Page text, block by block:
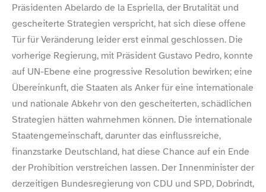
Präsidenten Abelardo de la Espriella, der Brutalität und
gescheiterte Strategien verspricht, hat sich diese offene
Tür für Veränderung leider erst einmal geschlossen. Die
vorherige Regierung, mit Präsident Gustavo Pedro, konnte
auf UN-​Ebene eine progressive Resolution bewirken; eine
Übereinkunft, die Staaten als Anker für eine internationale
und nationale Abkehr von den gescheiterten, schädlichen
Strategien hätten wahrnehmen können. Die internationale
Staatengemeinschaft, darunter das einflussreiche,
finanzstarke Deutschland, hat diese Chance auf ein Ende
der Prohibition verstreichen lassen. Der Innenminister der
derzeitigen Bundesregierung von CDU und SPD, Dobrindt,